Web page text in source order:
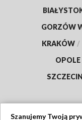
GORZÓW
KRAKÓW /
OPOLE
SZCZECIN
Szanujemy Twoją